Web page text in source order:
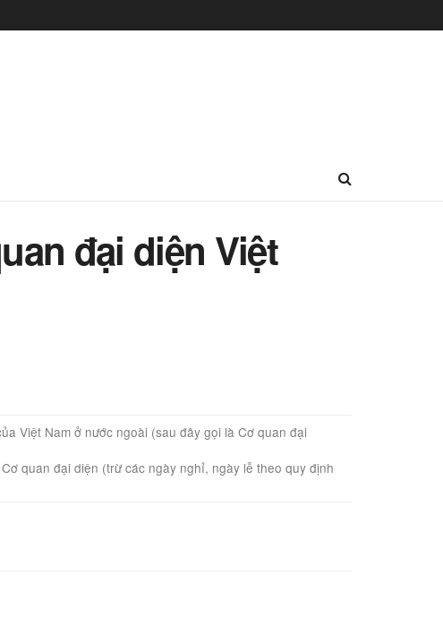
đại diện Việt
Việt Nam ở nước ngoài (sau đây gọi là Cơ quan đại
quan đại diện (trừ các ngày nghỉ, ngày lễ theo quy định